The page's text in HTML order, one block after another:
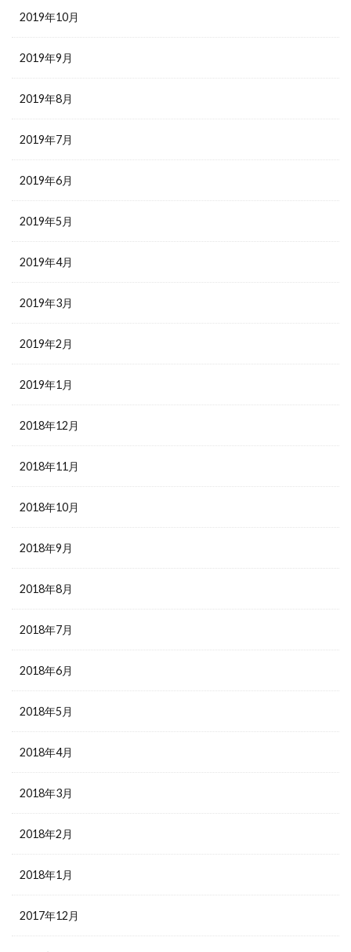
2019年10月
2019年9月
2019年8月
2019年7月
2019年6月
2019年5月
2019年4月
2019年3月
2019年2月
2019年1月
2018年12月
2018年11月
2018年10月
2018年9月
2018年8月
2018年7月
2018年6月
2018年5月
2018年4月
2018年3月
2018年2月
2018年1月
2017年12月